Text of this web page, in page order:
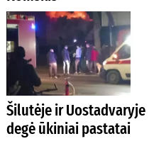
Šilutėje ir Uostadvaryje
degė ūkiniai pastatai